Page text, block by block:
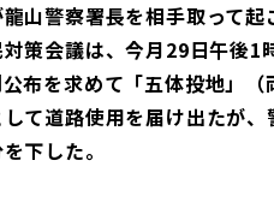
山警察署長を相手取って
策会議は、今月29日午後
布を求めて「五体投地」
て道路使用を届け出たが
下した。